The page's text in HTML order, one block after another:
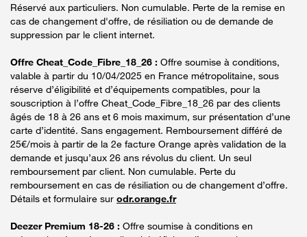
Réservé aux particuliers. Non cumulable. Perte de la remise en
cas de changement d'offre, de résiliation ou de demande de
suppression par le client internet.
Offre Cheat_Code_Fibre_18_26 : Offre soumise à conditions,
valable à partir du 10/04/2025 en France métropolitaine, sous
réserve d’éligibilité et d’équipements compatibles, pour la
souscription à l’offre Cheat_Code_Fibre_18_26 par des clients
âgés de 18 à 26 ans et 6 mois maximum, sur présentation d’une
carte d’identité. Sans engagement. Remboursement différé de
25€/mois à partir de la 2e facture Orange après validation de la
demande et jusqu’aux 26 ans révolus du client. Un seul
remboursement par client. Non cumulable. Perte du
remboursement en cas de résiliation ou de changement d’offre.
Détails et formulaire sur odr.orange.fr
Deezer Premium 18-26 : Offre soumise à conditions en